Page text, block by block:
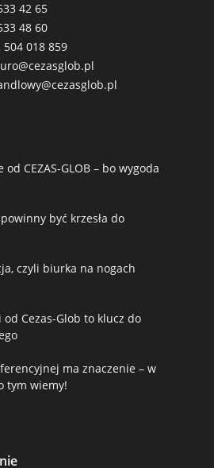
42 65
48 60
504 018 859
CEZAS-GLOB – bo wygoda
być krzesła do
czyli biurka na nogach
od Cezas-Glob to klucz do
ma znaczenie – w
tym wiemy!